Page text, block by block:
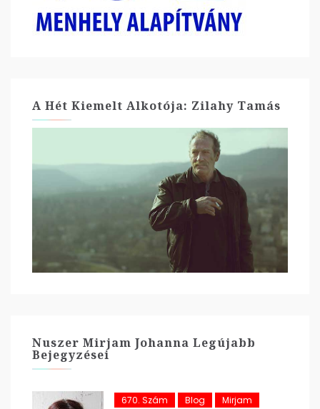
A Hét Kiemelt Alkotója: Zilahy Tamás
Nuszer Mirjam Johanna Legújabb
Bejegyzései
670. Szám Blog Mirjam